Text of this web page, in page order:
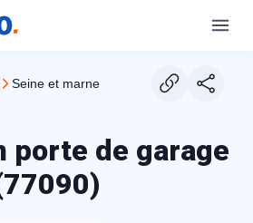
seine et marne
porte de garage